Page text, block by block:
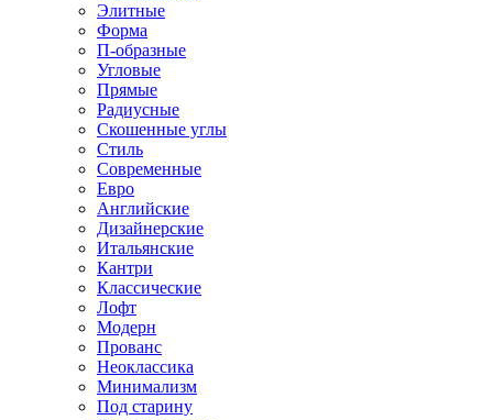
Элитные
Форма
П-образные
Угловые
Прямые
Радиусные
Скошенные углы
Стиль
Современные
Евро
Английские
Дизайнерские
Итальянские
Кантри
Классические
Лофт
Модерн
Прованс
Неоклассика
Минимализм
Под старину